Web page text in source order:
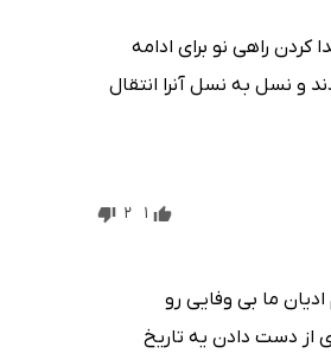
راهی نو برای ادامه
و نسل به نسل آنرا انتقال
1
2
ما بی وفایی رو
از دست دادن یه تاریخ